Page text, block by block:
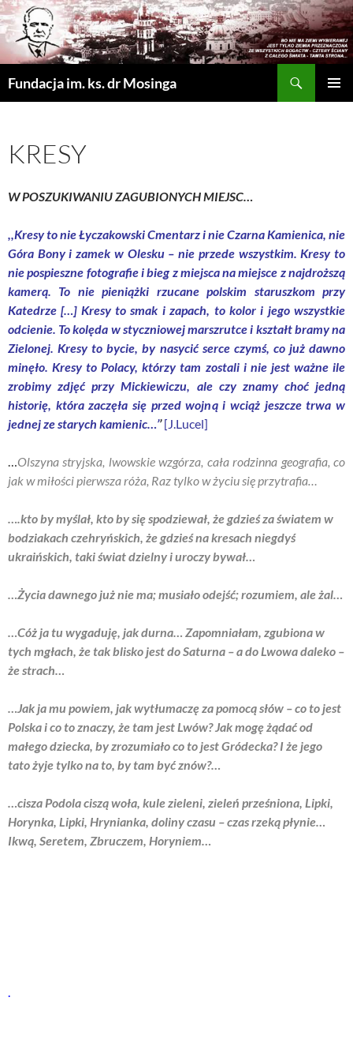
Fundacja im. ks. dr Mosinga
KRESY
W POSZUKIWANIU ZAGUBIONYCH MIEJSC…
,,Kresy to nie Łyczakowski Cmentarz i nie Czarna Kamienica, nie
Góra Bony i zamek w Olesku – nie przede wszystkim. Kresy to
nie pospieszne fotografie i bieg z miejsca na miejsce z najdroższą
kamerą. To nie pieniążki rzucane polskim staruszkom przy
Katedrze […] Kresy to smak i zapach, to kolor i jego wszystkie
odcienie. To kolęda w styczniowej marszrutce i kształt bramy na
Zielonej. Kresy to bycie, by nasycić serce czymś, co już dawno
minęło. Kresy to Polacy, którzy tam zostali i nie jest ważne ile
zrobimy zdjęć przy Mickiewiczu, ale czy znamy choć jedną
historię, która zaczęła się przed wojną i wciąż jeszcze trwa w
jednej ze starych kamienic…’’[J.Lucel]
Olszyna stryjska, lwowskie wzgórza, cała rodzinna geografia, co
jak w miłości pierwsza róża, Raz tylko w życiu się przytrafia…
….kto by myślał, kto by się spodziewał, że gdzieś za światem w
bodziakach czehryńskich, że gdzieś na kresach niegdyś
ukraińskich, taki świat dzielny i uroczy bywał…
…Życia dawnego już nie ma; musiało odejść; rozumiem, ale żal…
…Cóż ja tu wygaduję, jak durna… Zapomniałam, zgubiona w
tych mgłach, że tak blisko jest do Saturna – a do Lwowa daleko –
że strach…
Jak ja mu powiem, jak wytłumaczę za pomocą słów – co to jest
Polska i co to znaczy, że tam jest Lwów? Jak mogę żądać od
małego dziecka, by zrozumiało co to jest Gródecka? I że jego
tato żyje tylko na to, by tam być znów?…
…cisza Podola ciszą woła, kule zieleni, zieleń prześniona, Lipki,
Horynka, Lipki, Hrynianka, doliny czasu – czas rzeką płynie…
Ikwą, Seretem, Zbruczem, Horyniem…